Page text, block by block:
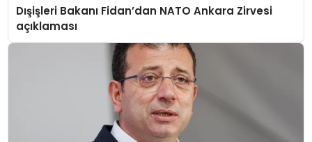
Dışişleri Bakanı Fidan’dan NATO Ankara Zirvesi
açıklaması